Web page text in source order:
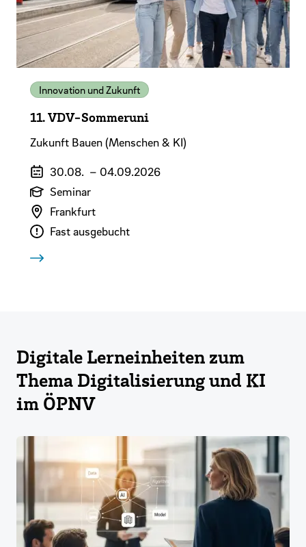
Innovation und Zukunft
11. VDV-Sommeruni
Zukunft Bauen (Menschen & KI)
Veranstaltungszeitraum
30.08. – 04.09.2026
Art der Veranstaltung
Seminar
Veranstaltungsort
Frankfurt
Verfügbarkeit
Fast ausgebucht
Digitale Lerneinheiten zum
Thema Digitalisierung und KI
im ÖPNV